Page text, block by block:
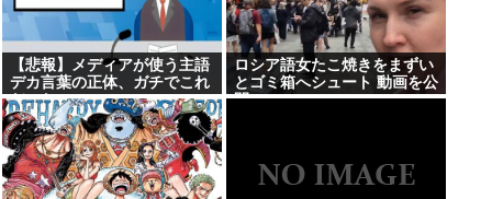
【悲報】メディアが使う主語
デカ言葉の正体、ガチでこれ
だったwww
ロシア語女たこ焼きをまずい
とゴミ箱へシュート 動画を公
開